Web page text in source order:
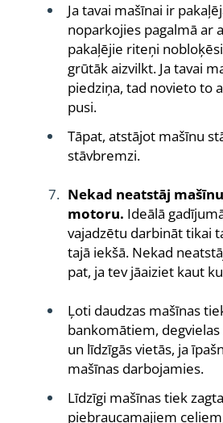
Ja tavai mašīnai ir
noparkojies pagalmā ar
pakaļējie riteņi
grūtāk aizvilkt. Ja tavai
piedziņa, tad novieto to
pusi.
Tāpat, atstājot mašīnu
stāvbremzi.
Nekad neatstāj
motoru. Ideālā
vajadzētu darbināt tikai
tajā iekšā. Nekad
pat, ja tev jāaiziet kaut
Ļoti daudzas mašīnas
bankomātiem,
un līdzīgās vietās, ja
mašīnas darbojamies.
Līdzīgi mašīnas tiek
piebraucamajiem